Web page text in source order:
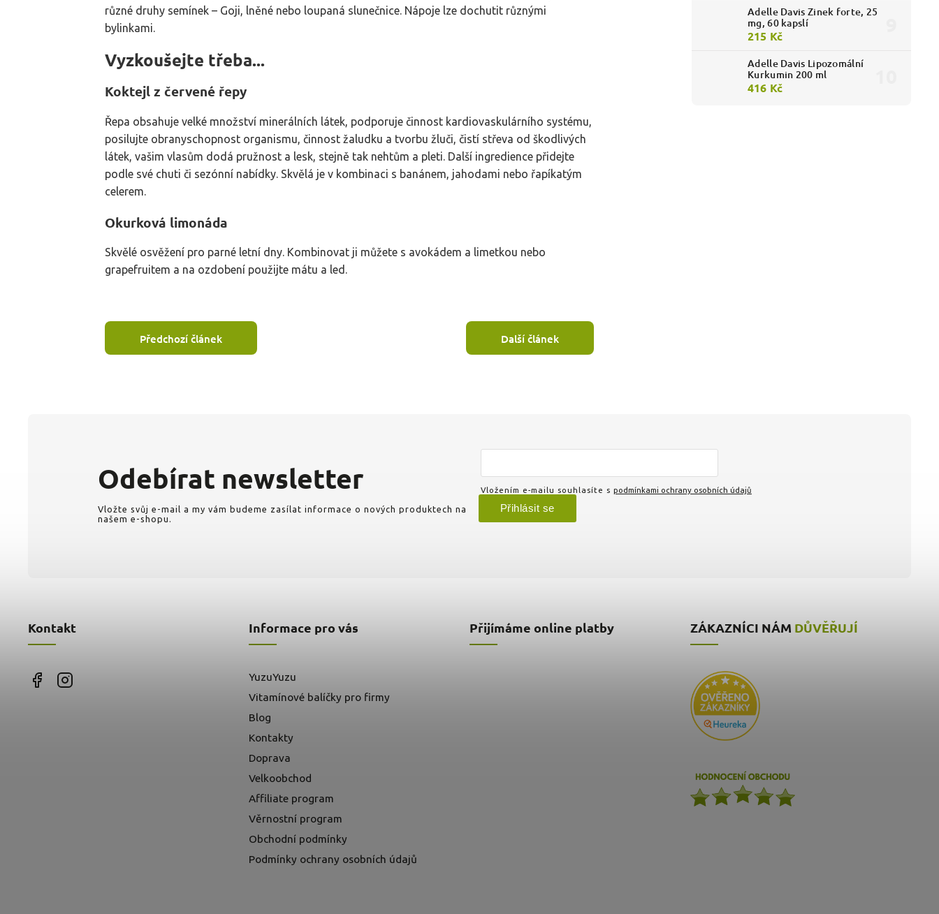
Adelle Davis Zinek forte, 25
mg, 60 kapslí
215 Kč
Adelle Davis Lipozomální
Kurkumin 200 ml
416 Kč
různé druhy semínek – Goji, lněné nebo loupaná slunečnice. Nápoje lze dochutit různými
bylinkami.
Vyzkoušejte třeba...
Koktejl z červené řepy
Řepa obsahuje velké množství minerálních látek, podporuje činnost kardiovaskulárního systému,
posilujte obranyschopnost organismu, činnost žaludku a tvorbu žluči, čistí střeva od škodlivých
látek, vašim vlasům dodá pružnost a lesk, stejně tak nehtům a pleti. Další ingredience přidejte
podle své chuti či sezónní nabídky. Skvělá je v kombinaci s banánem, jahodami nebo řapíkatým
celerem.
Okurková limonáda
Skvělé osvěžení pro parné letní dny. Kombinovat ji můžete s avokádem a limetkou nebo
grapefruitem a na ozdobení použijte mátu a led.
Předchozí článek Další článek
Kontakt
Odebírat newsletter
Vložte svůj e-mail a my vám budeme zasílat informace o nových produktech na
našem e-shopu.
Vložením e-mailu souhlasíte s podmínkami ochrany osobních údajů
Přihlásit se
Informace pro vás
YuzuYuzu
Vitamínové balíčky pro firmy
Blog
Kontakty
Doprava
Velkoobchod
Affiliate program
Věrnostní program
Obchodní podmínky
Podmínky ochrany osobních údajů
Přijímáme online platby ZÁKAZNÍCI NÁM DŮVĚŘUJÍ